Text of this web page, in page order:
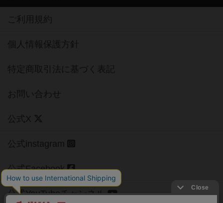
ご利用規約
個人情報保護方針
特定商取引法に基づく表記
お問い合わせ
公式X
公式instagram
公式Facebook
公式YouTubeチャンネル